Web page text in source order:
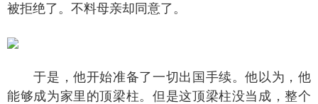
被拒绝了。不料母亲却同意了。
于是，他开始准备了一切出国手续。他以为，他
能够成为家里的顶梁柱。但是这顶梁柱没当成，整个